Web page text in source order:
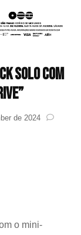
solo com
de 2024
o mini-